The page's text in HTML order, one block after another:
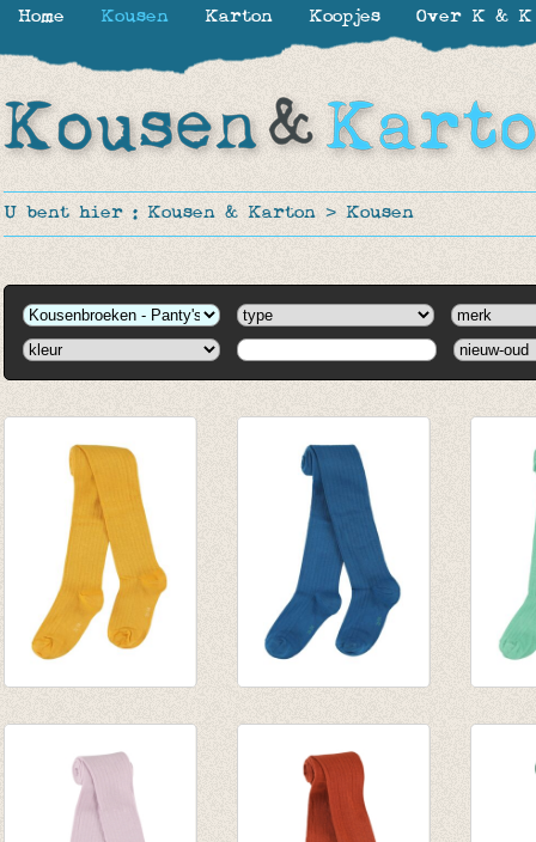
U bent hier : Kousen & Karton > Kousen
€ 14,95
€ 14,95
Home Kousen Karton Koopjes Over K & K